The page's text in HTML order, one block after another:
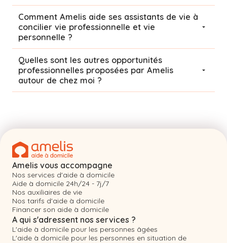
Comment Amelis aide ses assistants de vie à
concilier vie professionnelle et vie
personnelle ?
Quelles sont les autres opportunités
professionnelles proposées par Amelis
autour de chez moi ?
Amelis vous accompagne
Nos services d'aide à domicile
Aide à domicile 24h/24 - 7j/7
Nos auxiliaires de vie
Nos tarifs d'aide à domicile
Financer son aide à domicile
A qui s'adressent nos services ?
L'aide à domicile pour les personnes âgées
L'aide à domicile pour les personnes en situation de